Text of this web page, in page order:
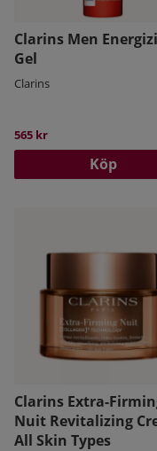
Clarins Men
Gel
Clarins
565 kr
Köp
Clarins Extra-
Nuit Revitalizing
All Skin Types